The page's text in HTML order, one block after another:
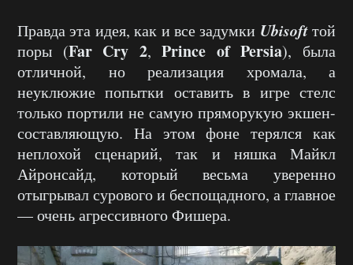
Правда эта идея, как и все задумки Ubisoftтой
поры (Far Cry 2,Prince of Persia), была
отличной, но реализация хромала, а
неуклюжие попытки оставить в игре стелс
только портили не самую пряморукую экшен-
составляющую. На этом фоне терялся как
неплохой сценарий, так и няшка Майкл
Айронсайд, который весьма уверенно
отыгрывал сурового и беспощадного, а главное
— очень агрессивного Фишера.